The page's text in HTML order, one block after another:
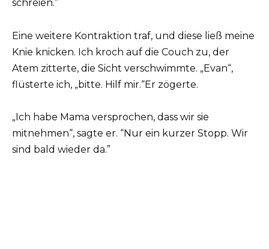
schreien.”
Eine weitere Kontraktion traf, und diese ließ meine
Knie knicken. Ich kroch auf die Couch zu, der
Atem zitterte, die Sicht verschwimmte. „Evan“,
flüsterte ich, „bitte. Hilf mir.“Er zögerte.
„Ich habe Mama versprochen, dass wir sie
mitnehmen“, sagte er. “Nur ein kurzer Stopp. Wir
sind bald wieder da.”